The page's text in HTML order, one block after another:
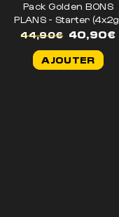
Pack Golden BONS
PLANS - Starter
44,90€ Le
prix
initial
40,90€
AJOUTER